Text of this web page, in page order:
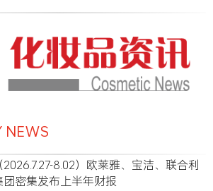
NEWS
2026.7.27-8.02）欧莱雅、宝洁、联合利
密集发布上半年财报